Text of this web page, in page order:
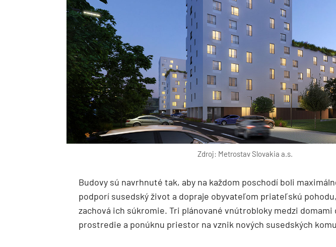
Zdroj: Metrostav Slovakia a.s.
Budovy sú navrhnuté tak, aby na každom poschodí boli
podporí susedský život a dopraje obyvateľom priateľskú
zachová ich súkromie. Tri plánované vnútrobloky medzi
prostredie a ponúknu priestor na vznik nových susedských